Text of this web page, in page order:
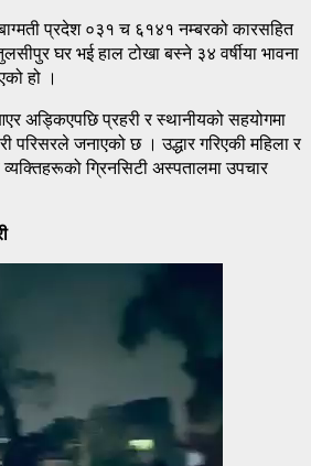
प्रदेश ०३१ च ६१४१ नम्बरको कारसहित
घर भई हाल टोखा बस्ने ३४ वर्षीया भावना
हो ।
अड्किएपछि प्रहरी र स्थानीयको सहयोगमा
परिसरले जनाएको छ । उद्धार गरिएकी महिला र
ग्रिनसिटी अस्पतालमा उपचार